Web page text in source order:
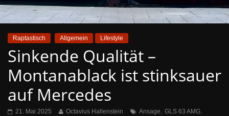
Raptastisch Allgemein Lifestyle
Sinkende Qualität –
Montanablack ist stinksauer
auf Mercedes
21. Mai 2025 Octavius Hallenstein Ansage, GLS 63 AMG,